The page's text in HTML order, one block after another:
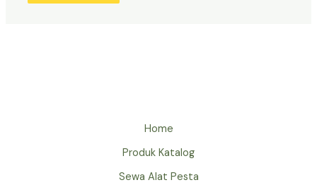
Home
Produk Katalog
Sewa Alat Pesta